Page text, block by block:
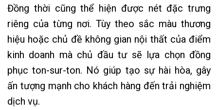
Đồng thời cũng thể hiện được nét đặc trưng
riêng của từng nơi. Tùy theo sắc màu thương
hiệu hoặc chủ đề không gian nội thất của điểm
kinh doanh mà chủ đầu tư sẽ lựa chọn đồng
phục ton-sur-ton. Nó giúp tạo sự hài hòa, gây
ấn tượng mạnh cho khách hàng đến trải nghiệm
dịch vụ.